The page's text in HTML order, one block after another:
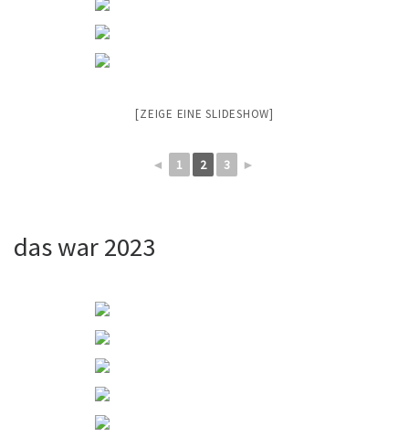
[ZEIGE EINE SLIDESHOW]
◄ 1 2 3 ►
das war 2023